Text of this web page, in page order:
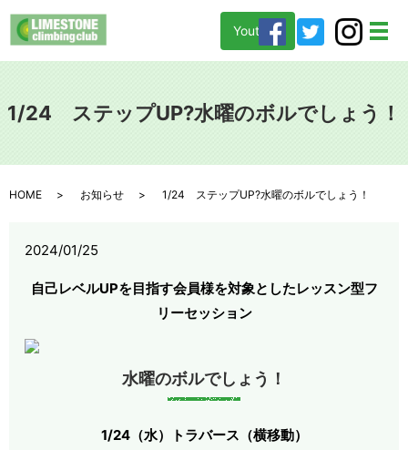
メ
Youtube
1/24 ステップUP?水曜のボルでしょう！
HOME お知らせ 1/24 ステップUP?水曜のボルでしょう！
2024/01/25
自己レベルUPを目指す会員様を対象としたレッスン型フ
リーセッション
水曜のボルでしょう！
1/24（水）トラバース（横移動）